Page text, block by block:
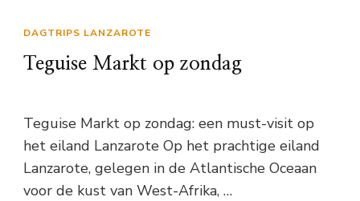
DAGTRIPS LANZAROTE
Teguise Markt op zondag
Teguise Markt op zondag: een must-visit op
het eiland Lanzarote Op het prachtige eiland
Lanzarote, gelegen in de Atlantische Oceaan
voor de kust van West-Afrika, …